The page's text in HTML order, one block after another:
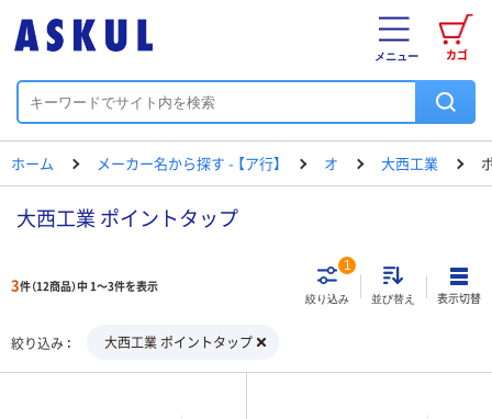
カゴ
メニュー
ホーム メーカー名から探す - 【ア行】 オ 大西工業
大西工業 ポイントタップ
3件（12商品）中 1～3件を表示
絞り込み
1
並び替え 表示切替
絞り込み 大西工業 ポイントタップ